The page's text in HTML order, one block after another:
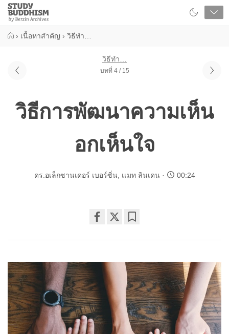
Close
Study
Buddhism
Home
› เนื้อหาสำคัญ › วิธีทำ…
วิธีทำ…
บทที่ 4 / 15
วิธีการพัฒนาความเห็น
อกเห็นใจ
ดร.อเล็กซานเดอร์ เบอร์ซิ่น เเมท ลินเดน 00:24
on